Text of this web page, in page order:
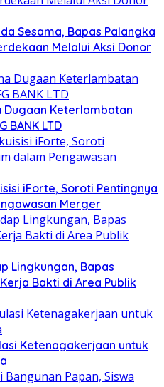
Sesama, Bapas Palangka
Melalui Aksi Donor
Dugaan Keterlambatan
BANK LTD
iForte, Soroti Pentingnya
Merger
Lingkungan, Bapas
Bakti di Area Publik
Ketenagakerjaan untuk